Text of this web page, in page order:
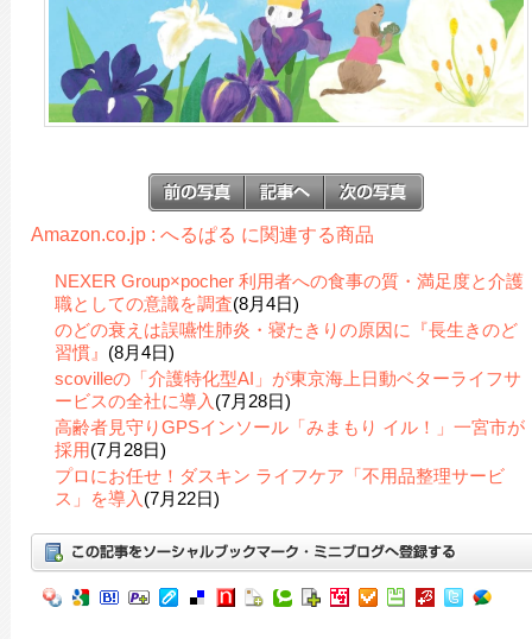
Amazon.co.jp : へるぱる に関連する商品
NEXER Group×pocher 利用者への食事の質・満足度と介護
職としての意識を調査(8月4日)
のどの衰えは誤嚥性肺炎・寝たきりの原因に『長生きのど
習慣』 (8月4日)
scovilleの「介護特化型AI」が東京海上日動ベターライフサ
ービスの全社に導入(7月28日)
高齢者見守りGPSインソール「みまもり イル！」一宮市が
採用(7月28日)
プロにお任せ！ダスキン ライフケア「不用品整理サービ
ス」を導入(7月22日)